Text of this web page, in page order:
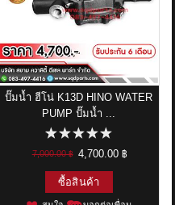
ปั๊มน้ำ ฮีโน่ K13D HINO WATER
PUMP ปั๊มน้ำ ...
7,000.00 ฿ 4,700.00 ฿
ซื้อสินค้า